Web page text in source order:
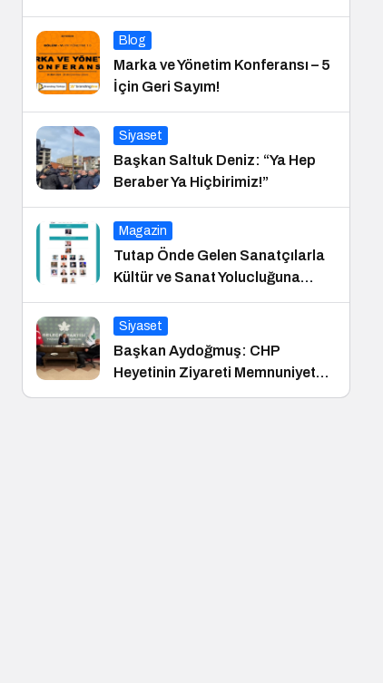
Blog
Marka ve Yönetim Konferansı – 5
İçin Geri Sayım!
Siyaset
Başkan Saltuk Deniz: “Ya Hep
Beraber Ya Hiçbirimiz!”
Magazin
Tutap Önde Gelen Sanatçılarla
Kültür ve Sanat Yolucluğuna
Devam Ediyor
Siyaset
Başkan Aydoğmuş: CHP
Heyetinin Ziyareti Memnuniyet
Verici